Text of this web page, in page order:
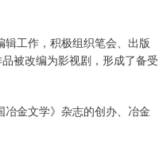
工作，积极组织笔会、出版
被改编为影视剧，形成了备受
金文学》杂志的创办、冶金